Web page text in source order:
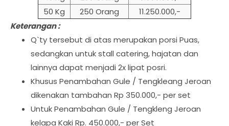
50 Kg
250 Orang
11.250.000,-
Keterangan :
Q`ty tersebut di atas merupakan porsi Puas,
sedangkan untuk stall catering, hajatan dan
lainnya dapat menjadi 2x lipat posri.
Khusus Penambahan Gule / Tengkleang Jeroan
dikenakan tambahan Rp 350.000,- per set
Untuk Penambahan Gule / Tengkleng Jeroan
kelapa Kaki Rp. 450.000,- per Set